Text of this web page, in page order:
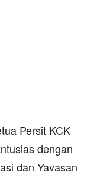
Persit KCK
dengan
dan Yayasan